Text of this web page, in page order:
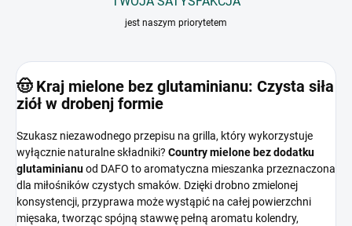
jest naszym priorytetem
🤠 Kraj mielone bez glutaminianu: Czysta siła
ziół w drobenj formie
Szukasz niezawodnego przepisu na grilla, który wykorzystuje
wyłącznie naturalne składniki? Country mielone bez dodatku
glutaminianuod DAFO to aromatyczna mieszanka przeznaczona
dla miłośników czystych smaków. Dzięki drobno zmielonej
konsystencji, przyprawa może wystąpić na całej powierzchni
mięsaka, tworząc spójną stawwę pełną aromatu kolendry,